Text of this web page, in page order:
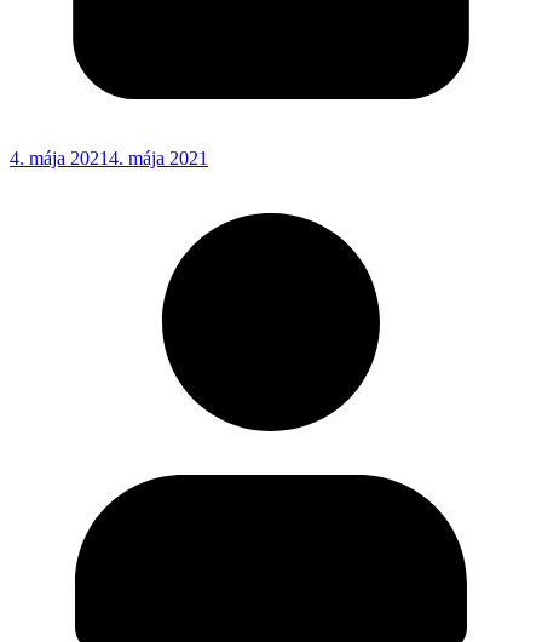
4. mája 20214. mája 2021